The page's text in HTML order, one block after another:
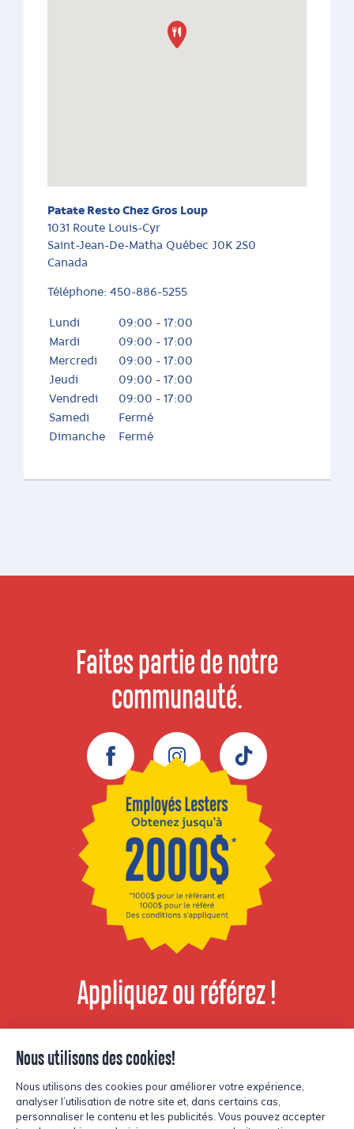
Patate Resto Chez Gros Loup
1031 Route Louis-Cyr
Saint-Jean-De-Matha Québec J0K 2S0
Canada
Téléphone: 450-886-5255
Lundi
09:00 - 17:00
Mardi
09:00 - 17:00
Mercredi
09:00 - 17:00
Jeudi
09:00 - 17:00
Vendredi
09:00 - 17:00
Samedi
Fermé
Dimanche
Fermé
Faites partie de notre
communauté.
Facebook Instagram TikTok
Appliquez ou référez !
Voir les postes
disponibles